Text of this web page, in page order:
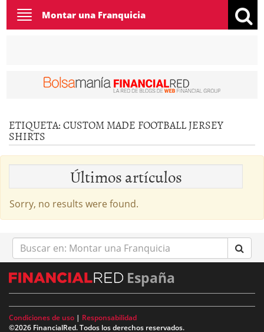
Toggle
navigation
Montar una Franquicia
ETIQUETA:CUSTOM MADE FOOTBALL JERSEY
SHIRTS
Últimos artículos
Sorry, no results were found.
Buscar
en:
España
Condiciones de uso | Responsabilidad
©2026 FinancialRed. Todos los derechos reservados.